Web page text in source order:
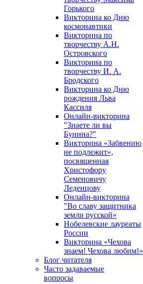
Горького
Викторина ко Дню
космонавтики
Викторина по
творчеству А.Н.
Островского
Викторина по
творчеству И. А.
Бродского
Викторина ко Дню
рождения Льва
Кассиля
Онлайн-викторина
"Знаете ли вы
Бунина?"
Викторина «Забвению
не подлежит»,
посвященная
Христофору
Семеновичу
Леденцову
Онлайн-викторина
"Во славу защитника
земли русской»
Нобелевские лауреаты
России
Викторина «Чехова
знаем! Чехова любим!»
Блог читателя
Часто задаваемые
вопросы